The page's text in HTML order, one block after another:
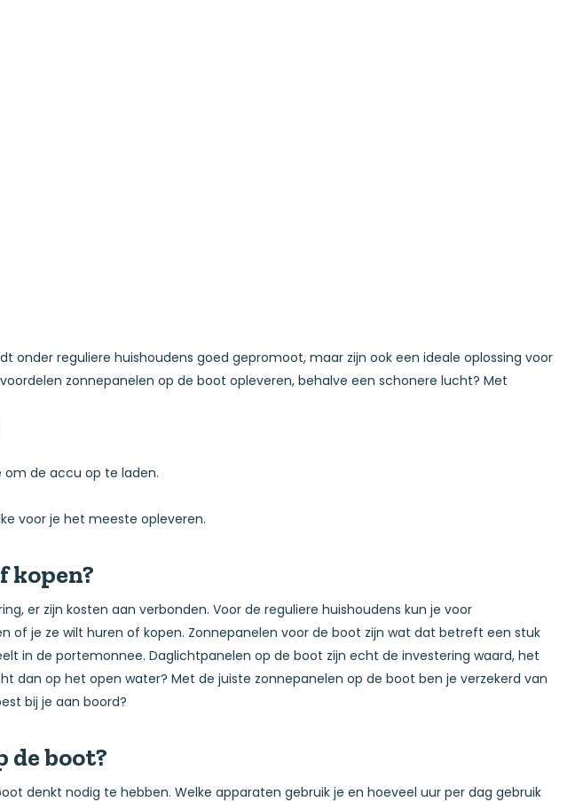
onder reguliere huishoudens goed gepromoot, maar zijn ook een ideale oplossing voor
zonnepanelen op de boot opleveren, behalve een schonere lucht? Met
de accu op te laden.
voor je het meeste opleveren.
kopen?
er zijn kosten aan verbonden. Voor de reguliere huishoudens kun je voor
of je ze wilt huren of kopen. Zonnepanelen voor de boot zijn wat dat betreft een stuk
in de portemonnee. Daglichtpanelen op de boot zijn echt de investering waard, het
dan op het open water? Met de juiste zonnepanelen op de boot ben je verzekerd van
bij je aan boord?
de boot?
denkt nodig te hebben. Welke apparaten gebruik je en hoeveel uur per dag gebruik